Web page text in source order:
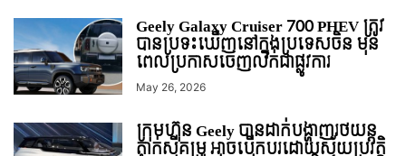
Geely Galaxy Cruiser 700 PHEV ត្រូវ
បានប្រទះឃើញនៅក្នុងប្រទេសចិន មុន
ពេលប្រកាសចេញលក់ជាផ្លូវការ
May 26, 2026
ក្រុមហ៊ុន Geely បានដាក់បង្ហាញរថយន្ត
តាក់ស៊ីគម្រូ អាចបើកបរដោយស្វ័យប្រវត្តិ